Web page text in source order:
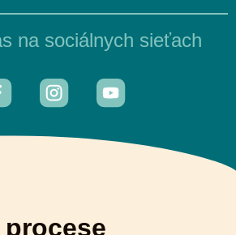
na sociálnych sieťach